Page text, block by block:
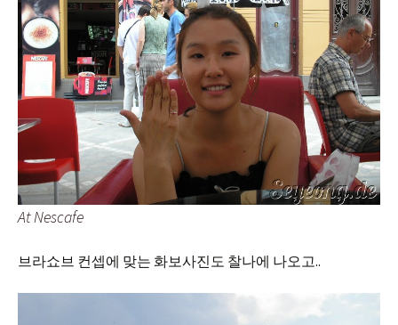
At Nescafe
브라쇼브 컨셉에 맞는 화보사진도 찰나에 나오고..